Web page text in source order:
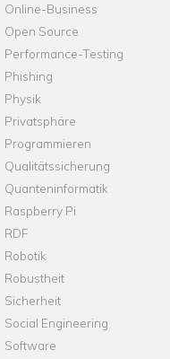
Online-Business
Open Source
Performance-Testing
Phishing
Physik
Privatsphäre
Programmieren
Qualitätssicherung
Quanteninformatik
Raspberry Pi
RDF
Robotik
Robustheit
Sicherheit
Social Engineering
Software